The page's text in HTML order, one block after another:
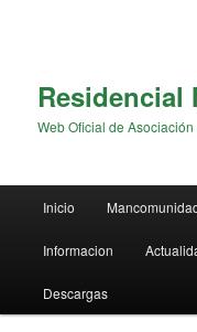
Residencial
Web Oficial de
Skip to primary
Skip to secondary
Inicio
Informacion
Descargas